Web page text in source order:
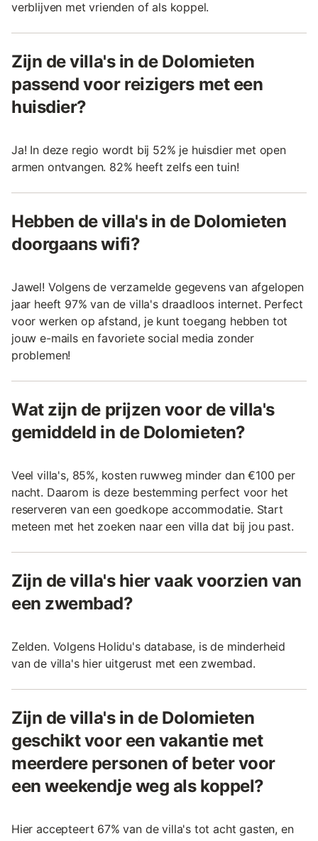
verblijven met vrienden of als koppel.
Zijn de villa's in de Dolomieten
passend voor reizigers met een
huisdier?
Ja! In deze regio wordt bij 52% je huisdier met open
armen ontvangen. 82% heeft zelfs een tuin!
Hebben de villa's in de Dolomieten
doorgaans wifi?
Jawel! Volgens de verzamelde gegevens van afgelopen
jaar heeft 97% van de villa's draadloos internet. Perfect
voor werken op afstand, je kunt toegang hebben tot
jouw e-mails en favoriete social media zonder
problemen!
Wat zijn de prijzen voor de villa's
gemiddeld in de Dolomieten?
Veel villa's, 85%, kosten ruwweg minder dan €100 per
nacht. Daarom is deze bestemming perfect voor het
reserveren van een goedkope accommodatie. Start
meteen met het zoeken naar een villa dat bij jou past.
Zijn de villa's hier vaak voorzien van
een zwembad?
Zelden. Volgens Holidu's database, is de minderheid
van de villa's hier uitgerust met een zwembad.
Zijn de villa's in de Dolomieten
geschikt voor een vakantie met
meerdere personen of beter voor
een weekendje weg als koppel?
Hier accepteert 67% van de villa's tot acht gasten, en